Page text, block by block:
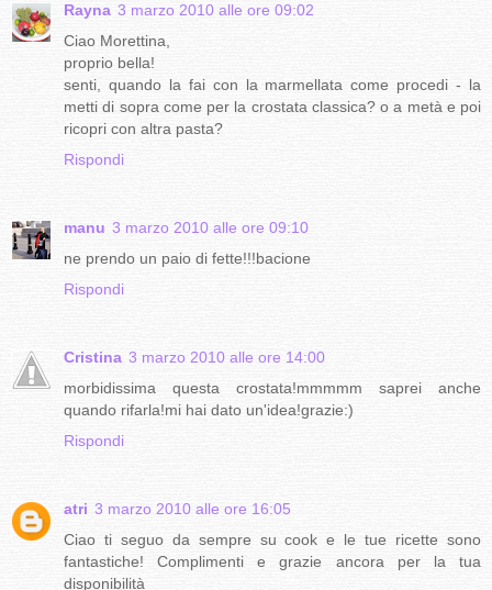
Rayna 3 marzo 2010 alle ore 09:02
Ciao Morettina,
proprio bella!
senti, quando la fai con la marmellata come procedi - la
metti di sopra come per la crostata classica? o a metà e poi
ricopri con altra pasta?
Rispondi
manu 3 marzo 2010 alle ore 09:10
ne prendo un paio di fette!!!bacione
Rispondi
Cristina 3 marzo 2010 alle ore 14:00
morbidissima questa crostata!mmmmm saprei anche
quando rifarla!mi hai dato un'idea!grazie:)
Rispondi
atri 3 marzo 2010 alle ore 16:05
Ciao ti seguo da sempre su cook e le tue ricette sono
fantastiche! Complimenti e grazie ancora per la tua
disponibilità